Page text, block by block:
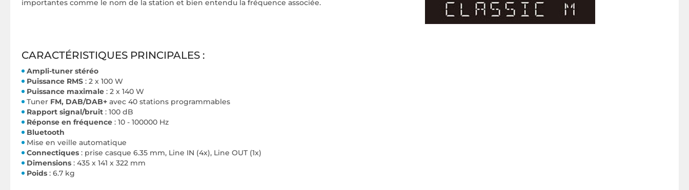
importantes comme le nom de la station et bien entendu la fréquence associée.
CARACTÉRISTIQUES PRINCIPALES :
Ampli-tuner stéréo
Puissance RMS : 2 x 100 W
Puissance maximale : 2 x 140 W
Tuner FM, DAB/DAB+ avec 40 stations programmables
Rapport signal/bruit : 100 dB
Réponse en fréquence : 10 - 100000 Hz
Bluetooth
Mise en veille automatique
Connectiques : prise casque 6.35 mm, Line IN (4x), Line OUT (1x)
Dimensions : 435 x 141 x 322 mm
Poids : 6.7 kg